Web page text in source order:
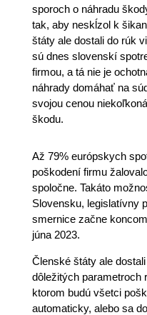
sporoch o náhradu
tak, aby neskĺzol k
štáty ale dostali do rúk
sú dnes slovenskí
firmou, a tá nie je
náhrady domáhať na
svojou cenou
škodu.
Až 79% európskych
poškodení firmu
spoločne. Takáto
Slovensku, legislatívny
smernice začne
júna 2023.
Členské štáty ale
dôležitých
ktorom budú všetci
automaticky, alebo sa